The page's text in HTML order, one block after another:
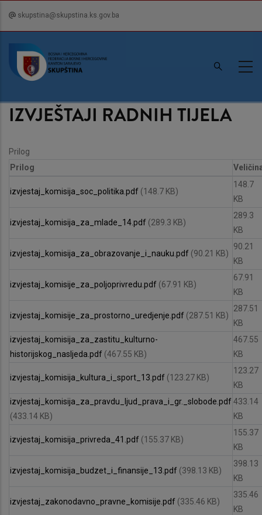
content
skupstina@skupstina.ks.gov.ba
IZVJEŠTAJI RADNIH TIJELA
Prilog
Prilog
izvjestaj_komisija_soc_politika.pdf (148.7 KB)
148.7
KB
izvjestaj_komisija_za_mlade_14.pdf (289.3 KB)
289.3
KB
izvjestaj_komisija_za_obrazovanje_i_nauku.pdf (90.21 KB)
90.21
KB
izvjestaj_komisije_za_poljoprivredu.pdf (67.91 KB)
67.91
KB
izvjestaj_komisije_za_prostorno_uredjenje.pdf (287.51 KB)
287.51
KB
izvjestaj_komisija_za_zastitu_kulturno-
historijskog_nasljeda.pdf (467.55 KB)
467.55
KB
izvjestaj_komisija_kultura_i_sport_13.pdf (123.27 KB)
123.27
KB
izvjestaj_komisija_za_pravdu_ljud_prava_i_gr._slobode.pdf
(433.14 KB)
433.14
KB
izvjestaj_komisija_privreda_41.pdf (155.37 KB)
155.37
KB
izvjestaj_komisija_budzet_i_finansije_13.pdf (398.13 KB)
398.13
KB
izvjestaj_zakonodavno_pravne_komisije.pdf (335.46 KB)
335.46
KB